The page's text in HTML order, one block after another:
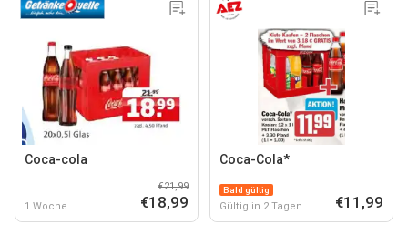
Coca-cola
1 Woche
€21,99
€18,99
Coca-Cola*
Bald gültig
Gültig in 2 Tagen €11,99